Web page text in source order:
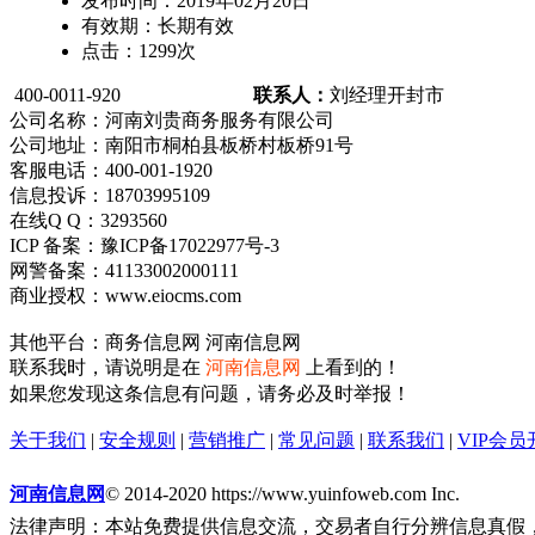
有效期： 长期有效
点击： 1299次
400-0011-920 联系人： 刘经理开封市
公司名称：河南刘贵商务服务有限公司
公司地址：南阳市桐柏县板桥村板桥91号
客服电话：400-001-1920
信息投诉：18703995109
在线Q Q：3293560
ICP 备案：豫ICP备17022977号-3
网警备案：41133002000111
商业授权：www.eiocms.com
其他平台：商务信息网 河南信息网
联系我时，请说明是在 河南信息网
上看到的！
如果您发现这条信息有问题，请务必及时举报！
关于我们 | 安全规则 | 营销推广 | 常见问题 | 联系我们 | VIP会员
河南信息网© 2014-2020 https://www.yuinfoweb.com Inc.
法律声明：本站免费提供信息交流，交易者自行分辨信息真